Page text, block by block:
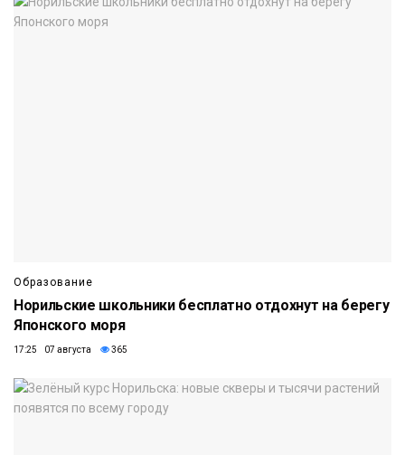
Образование
Норильские школьники бесплатно отдохнут на берегу
Японского моря
17:25 07 августа 365